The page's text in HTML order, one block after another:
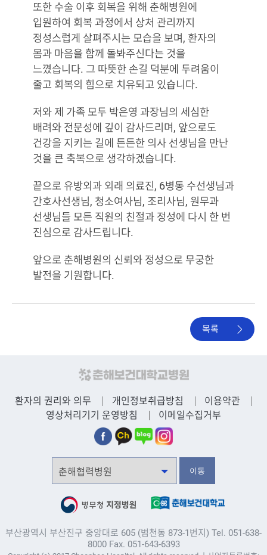
또한 수술 이후 회복을 위해 춘해병원에
입원하여 회복 과정에서 상처 관리까지
정성스럽게 살펴주시는 모습을 보며, 환자의
몸과 마음을 함께 돌봐주신다는 것을
느꼈습니다. 그 따뜻한 손길 덕분에 두려움이
줄고 회복의 힘으로 치유되고 있습니다.
저와 제 가족 모두 박은영 과장님의 세심한
배려와 전문성에 깊이 감사드리며, 앞으로도
건강을 지키는 길에 든든한 의사 선생님을 만난
것을 큰 축복으로 생각하겠습니다.
끝으로 유방외과 외래 의료진, 6병동 수선생님과
간호사선생님, 청소여사님, 조리사님, 원무과
선생님들 모든 직원의 친절과 정성에 다시 한 번
진심으로 감사드립니다.
앞으로 춘해병원의 신뢰와 정성으로 무궁한
발전을 기원합니다.
목록
환자의 권리와 의무 개인정보취급방침
이용약관
영상처리기기 운영방침
이메일수집거부
부산광역시 부산진구 중앙대로 605 (범천동 873-1번지) Tel. 051-638-
8000 Fax. 051-643-6393